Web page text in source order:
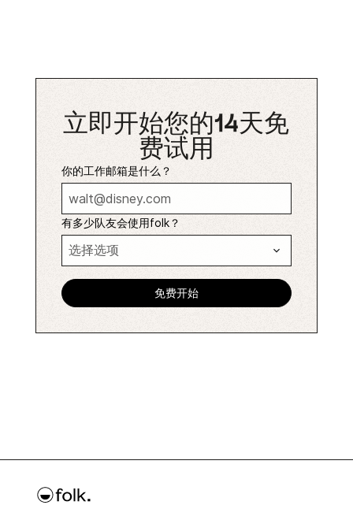
立即开始您的14天免
费试用
你的工作邮箱是什么？
有多少队友会使用folk？